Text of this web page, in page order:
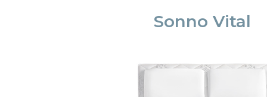
Sonno Vital